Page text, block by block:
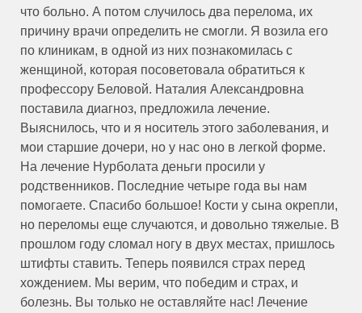
что больно. А потом случилось два перелома, их
причину врачи определить не смогли. Я возила его
по клиникам, в одной из них познакомилась с
женщиной, которая посоветовала обратиться к
профессору Беловой. Наталия Александровна
поставила диагноз, предложила лечение.
Выяснилось, что и я носитель этого заболевания, и
мои старшие дочери, но у нас оно в легкой форме.
На лечение Нурболата деньги просили у
родственников. Последние четыре года вы нам
помогаете. Спасибо большое! Кости у сына окрепли,
но переломы еще случаются, и довольно тяжелые. В
прошлом году сломал ногу в двух местах, пришлось
штифты ставить. Теперь появился страх перед
хождением. Мы верим, что победим и страх, и
болезнь. Вы только не оставляйте нас! Лечение